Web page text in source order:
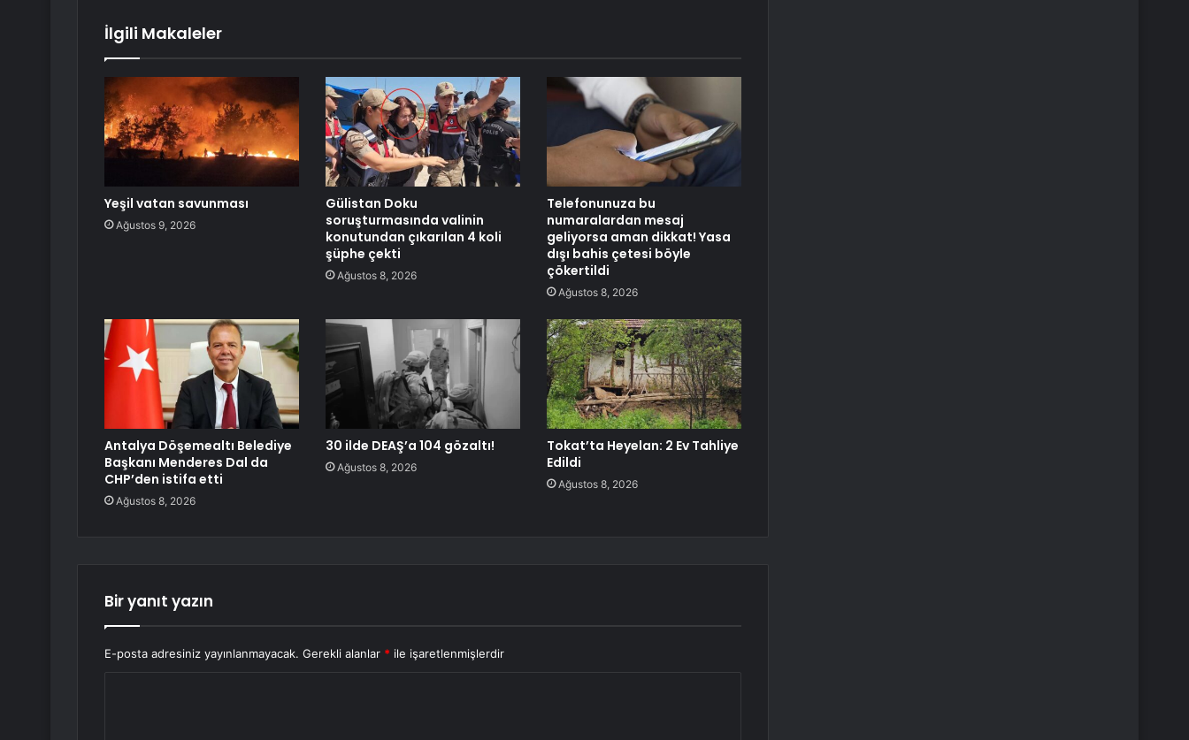
İlgili Makaleler
Yeşil vatan savunması
Ağustos 9, 2026
Gülistan Doku
soruşturmasında valinin
konutundan çıkarılan 4 koli
şüphe çekti
Ağustos 8, 2026
Telefonunuza bu
numaralardan mesaj
geliyorsa aman dikkat! Yasa
dışı bahis çetesi böyle
çökertildi
Ağustos 8, 2026
Antalya Döşemealtı Belediye
Başkanı Menderes Dal da
CHP’den istifa etti
Ağustos 8, 2026
30 ilde DEAŞ’a 104 gözaltı!
Ağustos 8, 2026
Tokat’ta Heyelan: 2 Ev Tahliye
Edildi
Ağustos 8, 2026
Bir yanıt yazın
E-posta adresiniz yayınlanmayacak. Gerekli alanlar * ile işaretlenmişlerdir